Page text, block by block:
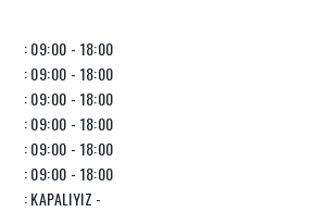
: 09:00 - 18:00
: 09:00 - 18:00
: 09:00 - 18:00
: 09:00 - 18:00
: 09:00 - 18:00
: 09:00 - 18:00
: KAPALIYIZ -